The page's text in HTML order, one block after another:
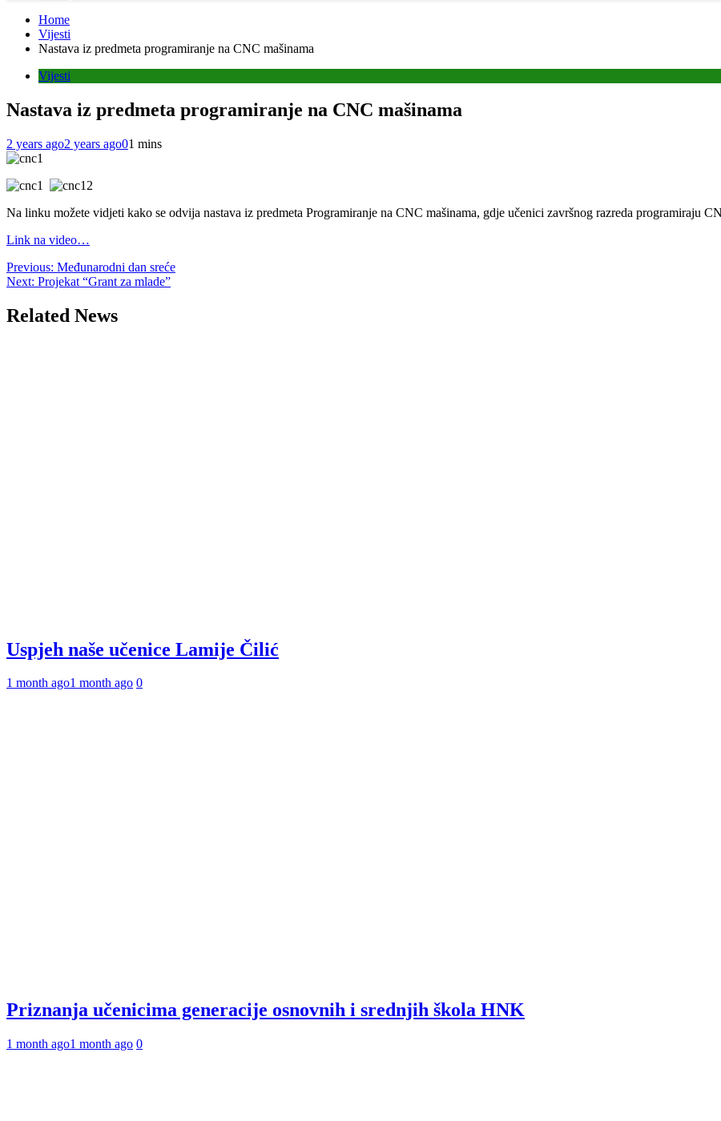
Home
Vijesti
Nastava iz predmeta programiranje na CNC mašinama
Vijesti
Nastava iz predmeta programiranje na CNC mašinama
2 years ago2 years ago01 mins
Na linku možete vidjeti kako se odvija nastava iz predmeta Programiranje na CNC mašinama, gdje učenici završnog razreda programiraju
Link na video…
Post
navigation
Previous: Međunarodni dan sreće
Next: Projekat “Grant za mlade”
Related News
Uspjeh naše učenice Lamije Čilić
1 month ago1 month ago 0
Priznanja učenicima generacije osnovnih i srednjih škola HNK
1 month ago1 month ago 0